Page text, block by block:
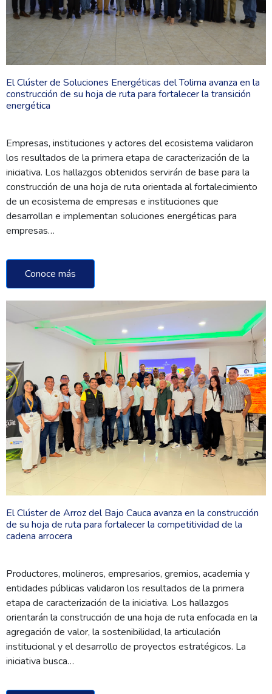
El Clúster de Soluciones Energéticas del Tolima avanza en la
construcción de su hoja de ruta para fortalecer la transición
energética
Empresas, instituciones y actores del ecosistema validaron
los resultados de la primera etapa de caracterización de la
iniciativa. Los hallazgos obtenidos servirán de base para la
construcción de una hoja de ruta orientada al fortalecimiento
de un ecosistema de empresas e instituciones que
desarrollan e implementan soluciones energéticas para
empresas…
Conoce más
El Clúster de Arroz del Bajo Cauca avanza en la construcción
de su hoja de ruta para fortalecer la competitividad de la
cadena arrocera
Productores, molineros, empresarios, gremios, academia y
entidades públicas validaron los resultados de la primera
etapa de caracterización de la iniciativa. Los hallazgos
orientarán la construcción de una hoja de ruta enfocada en la
agregación de valor, la sostenibilidad, la articulación
institucional y el desarrollo de proyectos estratégicos. La
iniciativa busca…